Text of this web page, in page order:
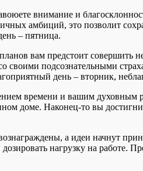
внимание и
амбиций, это позволит
– пятница.
вам предстоит совершить
своими подсознательными
день – вторник,
времени и вашим духовным
доме. Наконец-то вы
а идеи начнут
нагрузку на